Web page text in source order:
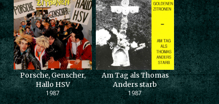
Porsche, Genscher,
Hallo HSV
1987
Am Tag als Thomas
Anders starb
1987